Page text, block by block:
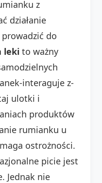
z
działanie
do
leki to ważny
interaguje z-
ulotki i
produktów
rumianku u
ostrożności.
picie jest
Jednak nie